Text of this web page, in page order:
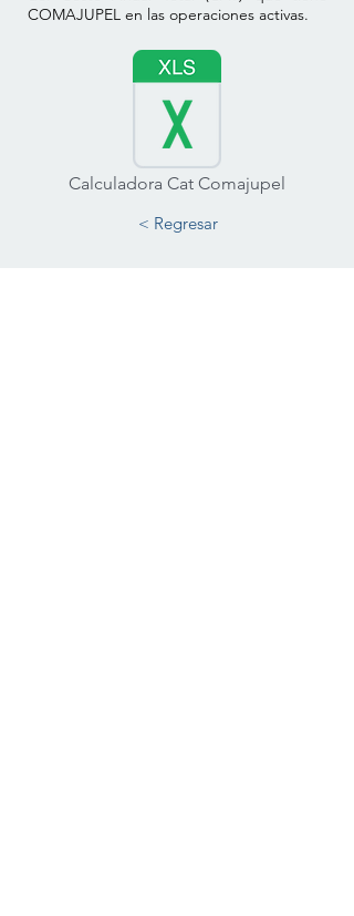
COMAJUPEL en las operaciones activas.
Calculadora Cat Comajupel
< Regresar